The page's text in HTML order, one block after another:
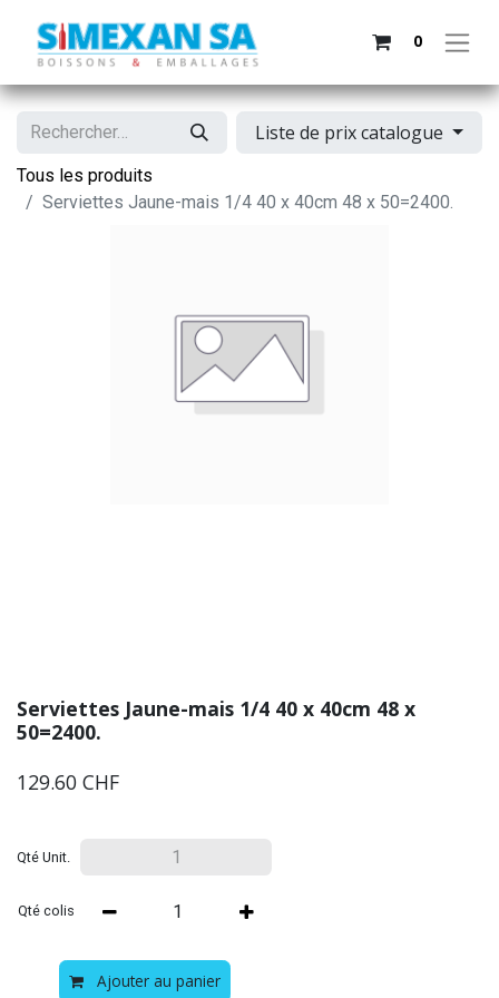
0
Liste de prix catalogue
Tous les produits
Serviettes Jaune-mais 1/4 40 x 40cm 48 x 50=2400.
Serviettes Jaune-mais 1/4 40 x 40cm 48 x
50=2400.
129.60 CHF
Qté Unit.
Qté colis
Ajouter au panier